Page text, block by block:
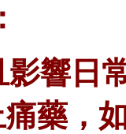
響日
藥，